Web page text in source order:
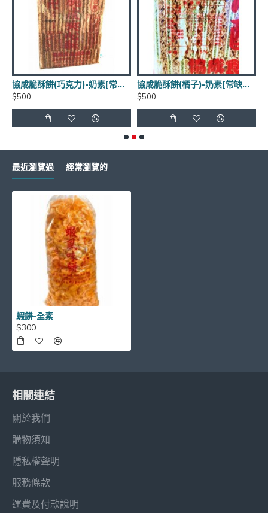
**年貨商品*節慶商品*海鮮食品*恕不退換貨
如有需要請LINE詢問有無庫存 LINE
超商取貨每筆訂單~限重4.5公斤(長+寬+高<105cm)
協成脆酥餅(巧克力)-奶素[常缺貨下單前請先詢問]
$500
協成脆酥餅(橘子)-奶素[常缺貨下單前請先詢問]
$500
最近瀏覽過 經常瀏覽的
蝦餅-全素
$300
相關連結
關於我們
購物須知
隱私權聲明
服務條款
運費及付款說明